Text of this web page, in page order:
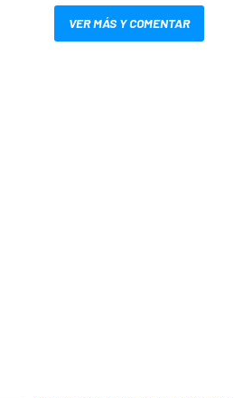
VER MÁS Y COMENTAR